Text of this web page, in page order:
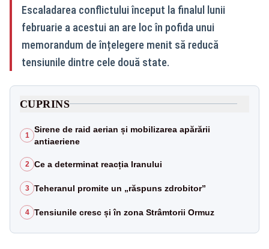
Escaladarea conflictului început la finalul lunii
februarie a acestui an are loc în pofida unui
memorandum de înțelegere menit să reducă
tensiunile dintre cele două state.
CUPRINS
1
Sirene de raid aerian și mobilizarea apărării
antiaeriene
2 Ce a determinat reacția Iranului
3 Teheranul promite un „răspuns zdrobitor”
4 Tensiunile cresc și în zona Strâmtorii Ormuz